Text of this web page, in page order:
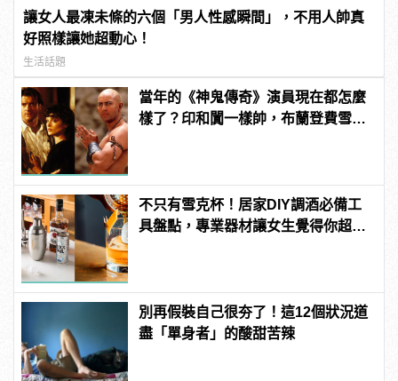
讓女人最凍未條的六個「男人性感瞬間」，不用人帥真
好照樣讓她超動心！
生活話題
當年的《神鬼傳奇》演員現在都怎麼
樣了？印和闐一樣帥，布蘭登費雪大
不只有雪克杯！居家DIY調酒必備工
具盤點，專業器材讓女生覺得你超
別再假裝自己很夯了！這12個狀況道
盡「單身者」的酸甜苦辣